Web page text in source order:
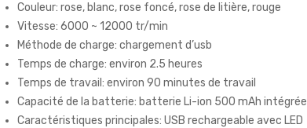
Couleur: rose, blanc, rose foncé, rose de litière, rouge
Vitesse: 6000 ~ 12000 tr/min
Méthode de charge: chargement d’usb
Temps de charge: environ 2.5 heures
Temps de travail: environ 90 minutes de travail
Capacité de la batterie: batterie Li-ion 500 mAh intégrée
Caractéristiques principales: USB rechargeable avec LED